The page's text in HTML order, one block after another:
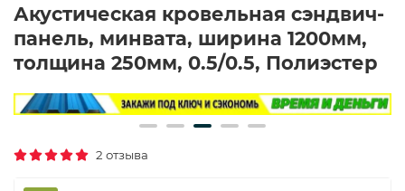
Акустическая кровельная сэндвич-
панель, минвата, ширина 1200мм,
толщина 250мм, 0.5/0.5, Полиэстер
2 отзыва